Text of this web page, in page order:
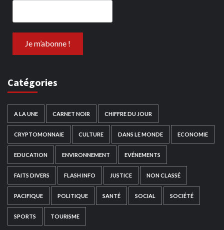
Catégories
A LA UNE CARNET NOIR CHIFFRE DU JOUR
CRYPTOMONNAIE CULTURE DANS LE MONDE ECONOMIE
EDUCATION ENVIRONNEMENT EVÉNEMENTS
FAITS DIVERS FLASH INFO JUSTICE NON CLASSÉ
PACIFIQUE POLITIQUE SANTÉ SOCIAL SOCIÉTÉ
SPORTS TOURISME